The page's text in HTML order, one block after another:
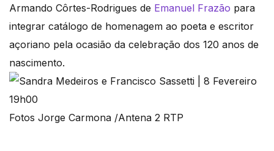
Armando Côrtes-Rodrigues de Emanuel Frazão para
integrar catálogo de homenagem ao poeta e escritor
açoriano pela ocasião da celebração dos 120 anos de
nascimento.
Fotos Jorge Carmona /Antena 2 RTP